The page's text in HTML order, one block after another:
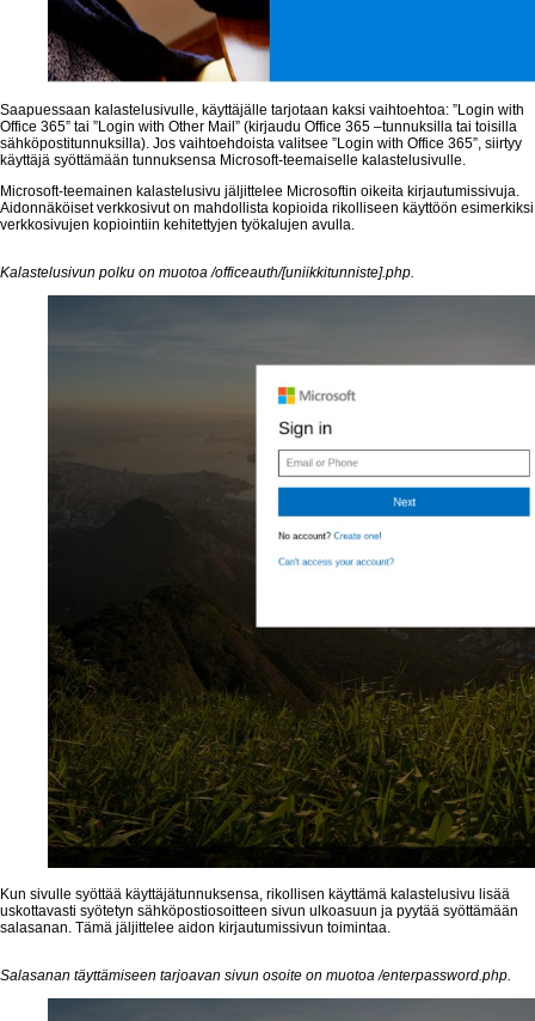
Saapuessaan kalastelusivulle, käyttäjälle tarjotaan kaksi vaihtoehtoa: ”Login with
Office 365” tai ”Login with Other Mail” (kirjaudu Office 365 –tunnuksilla tai toisilla
sähköpostitunnuksilla). Jos vaihtoehdoista valitsee ”Login with Office 365”, siirtyy
käyttäjä syöttämään tunnuksensa Microsoft-teemaiselle kalastelusivulle.
Microsoft-teemainen kalastelusivu jäljittelee Microsoftin oikeita kirjautumissivuja.
Aidonnäköiset verkkosivut on mahdollista kopioida rikolliseen käyttöön esimerkiksi
verkkosivujen kopiointiin kehitettyjen työkalujen avulla.
Kalastelusivun polku on muotoa /officeauth/[uniikkitunniste].php.
Kun sivulle syöttää käyttäjätunnuksensa, rikollisen käyttämä kalastelusivu lisää
uskottavasti syötetyn sähköpostiosoitteen sivun ulkoasuun ja pyytää syöttämään
salasanan. Tämä jäljittelee aidon kirjautumissivun toimintaa.
Salasanan täyttämiseen tarjoavan sivun osoite on muotoa /enterpassword.php.